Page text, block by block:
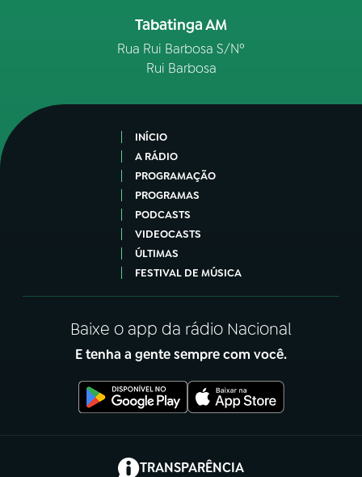
Tabatinga AM
Rua Rui Barbosa S/Nº
Rui Barbosa
INÍCIO
A RÁDIO
PROGRAMAÇÃO
PROGRAMAS
PODCASTS
VIDEOCASTS
ÚLTIMAS
FESTIVAL DE MÚSICA
Baixe o app da rádio Nacional
E tenha a gente sempre com você.
TRANSPARÊNCIA
(abre em nova aba)